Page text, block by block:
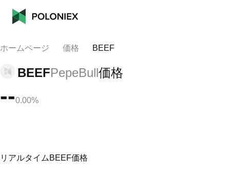
ホームページ 価格 BEEF
BEEFPepeBull価格
--0.00%
リアルタイムBEEF価格